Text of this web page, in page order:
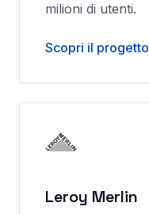
milioni di utenti.
Scopri il progetto
Leroy Merlin